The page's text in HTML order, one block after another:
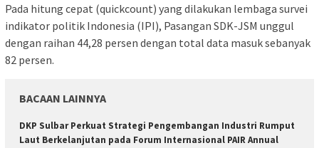
Pada hitung cepat (quickcount) yang dilakukan lembaga survei
indikator politik Indonesia (IPI), Pasangan SDK-JSM unggul
dengan raihan 44,28 persen dengan total data masuk sebanyak
82 persen.
BACAAN LAINNYA
DKP Sulbar Perkuat Strategi Pengembangan Industri Rumput
Laut Berkelanjutan pada Forum Internasional PAIR Annual